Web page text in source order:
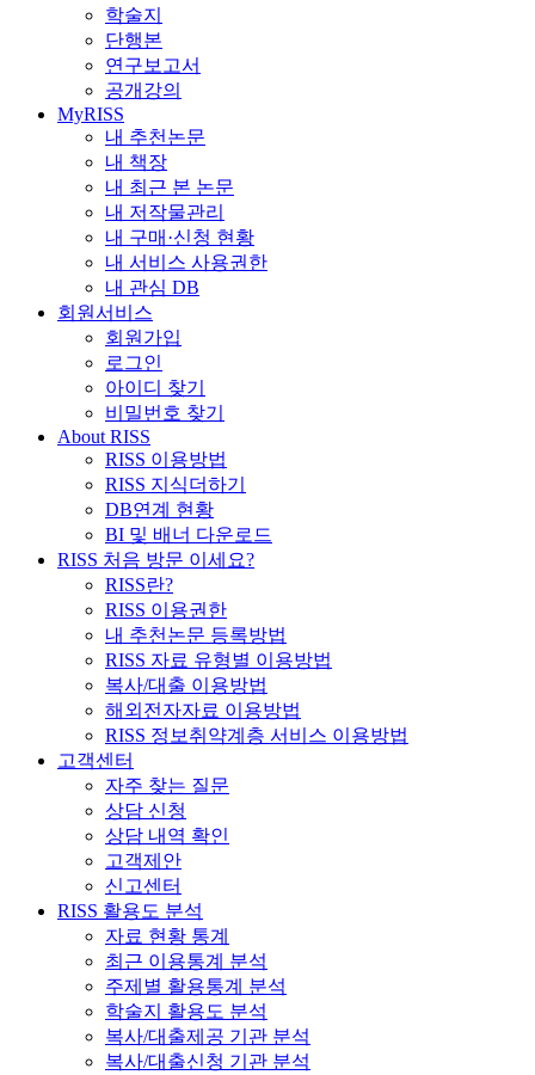
학술지
단행본
연구보고서
공개강의
MyRISS
내 추천논문
내 책장
내 최근 본 논문
내 저작물관리
내 구매·신청 현황
내 서비스 사용권한
내 관심 DB
회원서비스
회원가입
로그인
아이디 찾기
비밀번호 찾기
About RISS
RISS 이용방법
RISS 지식더하기
DB연계 현황
BI 및 배너 다운로드
RISS 처음 방문 이세요?
RISS란?
RISS 이용권한
내 추천논문 등록방법
RISS 자료 유형별 이용방법
복사/대출 이용방법
해외전자자료 이용방법
RISS 정보취약계층 서비스 이용방법
고객센터
자주 찾는 질문
상담 신청
상담 내역 확인
고객제안
신고센터
RISS 활용도 분석
자료 현황 통계
최근 이용통계 분석
주제별 활용통계 분석
학술지 활용도 분석
복사/대출제공 기관 분석
복사/대출신청 기관 분석